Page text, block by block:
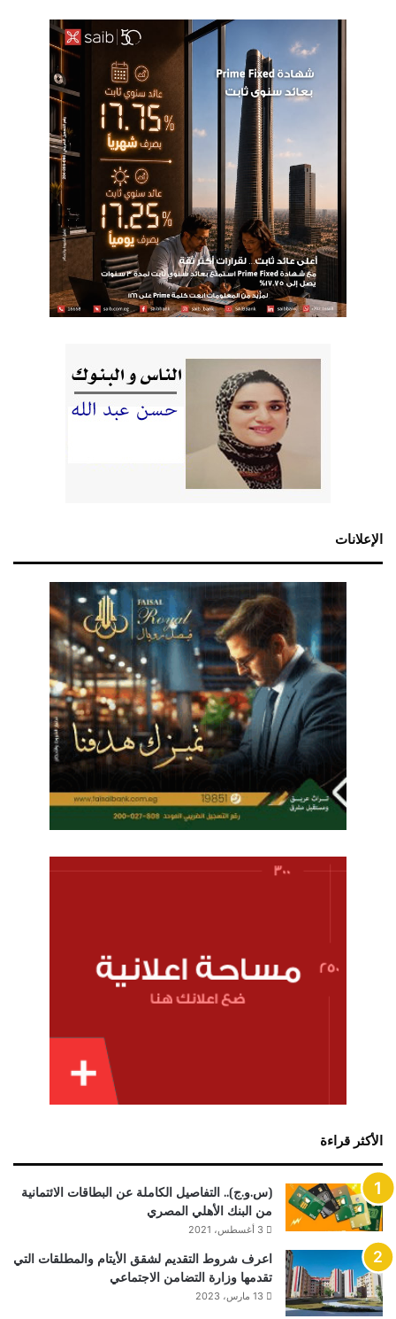
الإعلانات
الأكثر قراءة
(س.و.ج).. التفاصيل الكاملة عن البطاقات الائتمانية
من البنك الأهلي المصري
3 أغسطس، 2021
اعرف شروط التقديم لشقق الأيتام والمطلقات التي
تقدمها وزارة التضامن الاجتماعي
13 مارس، 2023